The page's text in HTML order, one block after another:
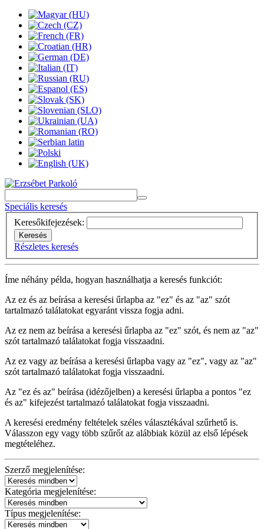
Speciális keresés
Keresőkifejezések:
Keresés
Részletes keresés
Íme néhány példa, hogyan használhatja a keresés funkciót:
Az ez és az beírása a keresési űrlapba az "ez" és az "az" szót
tartalmazó találatokat egyaránt vissza fogja adni.
Az ez nem az beírása a keresési űrlapba az "ez" szót, és nem az "az"
szót tartalmazó találatokat fogja visszaadni.
Az ez vagy az beírása a keresési űrlapba vagy az "ez", vagy az "az"
szót tartalmazó találatokat fogja visszaadni.
Az "ez és az" beírása (idézőjelben) a keresési űrlapba a pontos "ez
és az" kifejezést tartalmazó találatokat fogja visszaadni.
A keresési eredmény feltételek széles választékával szűrhető is.
Válasszon egy vagy több szűrőt az alábbiak közül az első lépések
megtételéhez.
Szerző megjelenítése:
Kategória megjelenítése:
Típus megjelenítése: